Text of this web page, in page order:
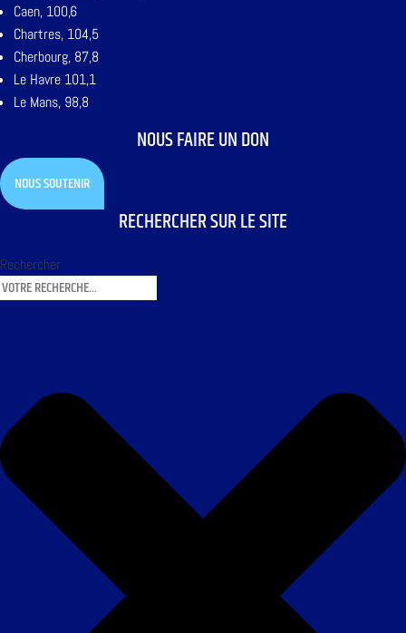
Caen, 100,6
Chartres, 104,5
Cherbourg, 87,8
Le Havre 101,1
Le Mans, 98,8
NOUS FAIRE UN DON
NOUS SOUTENIR
RECHERCHER SUR LE SITE
Rechercher